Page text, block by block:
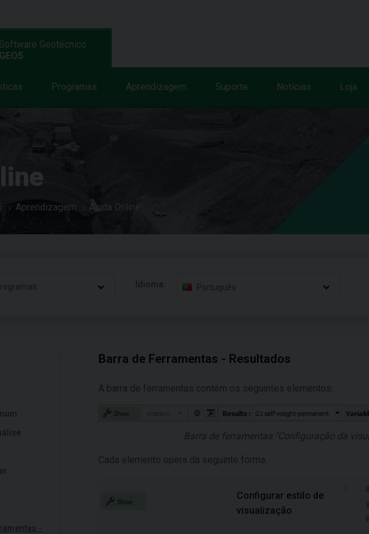
Software Geotécnico
GEO5
Programas Aprendizagem Suporte Notícias Loja
Aprendizagem Ajuda Online
Idioma: Português
-
Barra de Ferramentas - Resultados
A barra de ferramentas contém os seguintes elementos:
Barra de ferramentas "Configuração da
Cada elemento opera da seguinte forma:
Configurar estilo de
visualização